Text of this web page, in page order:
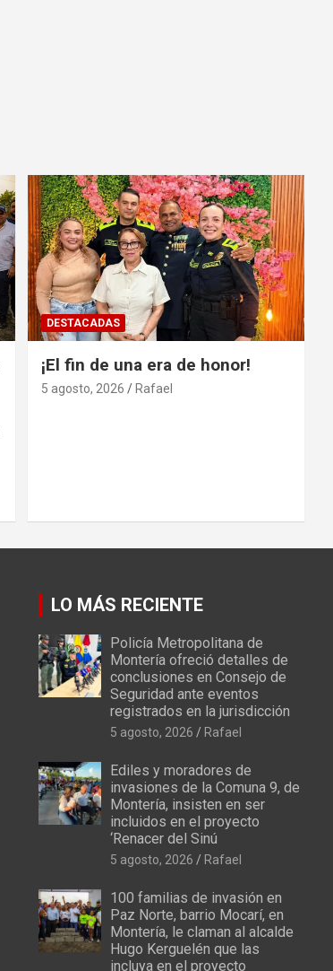
DESTACADAS
¡El fin de una era de honor!
5 agosto, 2026 Rafael
LO MÁS RECIENTE
Policía Metropolitana de
Montería ofreció detalles de
conclusiones en Consejo de
Seguridad ante eventos
registrados en la jurisdicción
5 agosto, 2026 Rafael
Ediles y moradores de
invasiones de la Comuna 9, de
Montería, insisten en ser
incluidos en el proyecto
‘Renacer del Sinú
5 agosto, 2026 Rafael
100 familias de invasión en
Paz Norte, barrio Mocarí, en
Montería, le claman al alcalde
Hugo Kerguelén que las
incluya en el proyecto